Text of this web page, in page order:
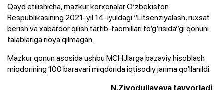
Qayd etilishicha, mazkur korxonalar O‘zbekiston
Respublikasining 2021-yil 14-iyuldagi “Litsenziyalash, ruxsat
berish va xabardor qilish tartib-taomillari to‘g‘risida”gi qonuni
talablariga rioya qilmagan.
Mazkur qonun asosida ushbu MCHJlarga bazaviy hisoblash
miqdorining 100 baravari miqdorida iqtisodiy jarima qo‘llanildi.
N.Ziyodullayeva tayyorladi,